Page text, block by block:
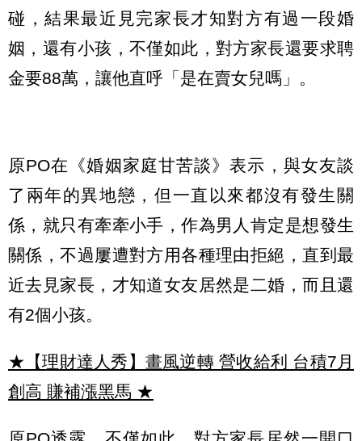
碰，結果最近見完家長才知對方有過一段婚
姻，還有小孩，不僅如此，對方家長還要求聘
金要88萬，讓他直呼「是在賣女兒嗎」。
原PO在《婚姻家庭甘苦談》表示，與女友談
了兩年的異地戀，但一直以來都沒有發生關
係，就只有牽牽小手，作為男人肯定是想發生
關係，不過屢遭對方用各種理由拒絕，直到最
近去見家長，才知道女友居然是二婚，而且還
有2個小孩。
★【理財達人秀】畫風逆轉 營收給利 台積7月
創高 賺補漲黑馬 ★